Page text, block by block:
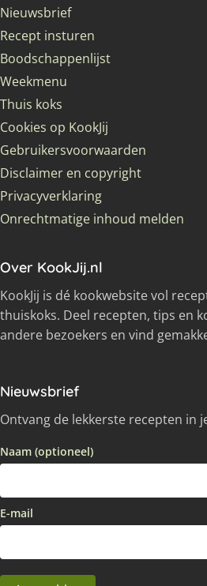
Nieuwsbrief
Recept insturen
Boodschappenlijst
Weekmenu
Thuis koks
Cookies op KookJij
Gebruikersvoorwaarden
Disclaimer en copyright
Privacyverklaring
Onrechtmatige inhoud melden
Over KookJij.nl
KookJij is dé kookwebsite vol
thuiskoks. Deel recepten, tips en
andere bezoekers en vind
Nieuwsbrief
Ontvang de lekkerste recepten in
Naam (optioneel)
E-mail